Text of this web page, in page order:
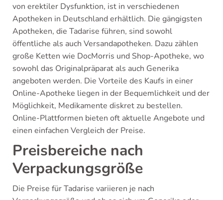
von erektiler Dysfunktion, ist in verschiedenen
Apotheken in Deutschland erhältlich. Die gängigsten
Apotheken, die Tadarise führen, sind sowohl
öffentliche als auch Versandapotheken. Dazu zählen
große Ketten wie DocMorris und Shop-Apotheke, wo
sowohl das Originalpräparat als auch Generika
angeboten werden. Die Vorteile des Kaufs in einer
Online-Apotheke liegen in der Bequemlichkeit und der
Möglichkeit, Medikamente diskret zu bestellen.
Online-Plattformen bieten oft aktuelle Angebote und
einen einfachen Vergleich der Preise.
Preisbereiche nach
Verpackungsgröße
Die Preise für Tadarise variieren je nach